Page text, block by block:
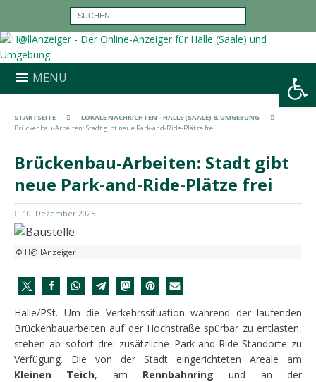
MENU
STARTSEITE
LOKALE NACHRICHTEN - HALLE (SAALE) & UMGEBUNG
Brückenbau-Arbeiten: Stadt gibt neue Park-and-Ride-Plätze frei
Brückenbau-Arbeiten: Stadt gibt
neue Park-and-Ride-Plätze frei
10. Dezember 2025
© H@llAnzeiger
Halle/PSt. Um die Verkehrssituation während der laufenden
Brückenbauarbeiten auf der Hochstraße spürbar zu entlasten,
stehen ab sofort drei zusätzliche Park-and-Ride-Standorte zu
Verfügung. Die von der Stadt eingerichteten Areale am
Kleinen Teich, am Rennbahnring und an der
Werkzeugleiste öffnen